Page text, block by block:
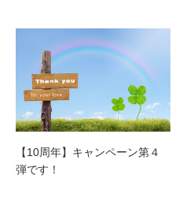
【10周年】キャンペーン第４
弾です！